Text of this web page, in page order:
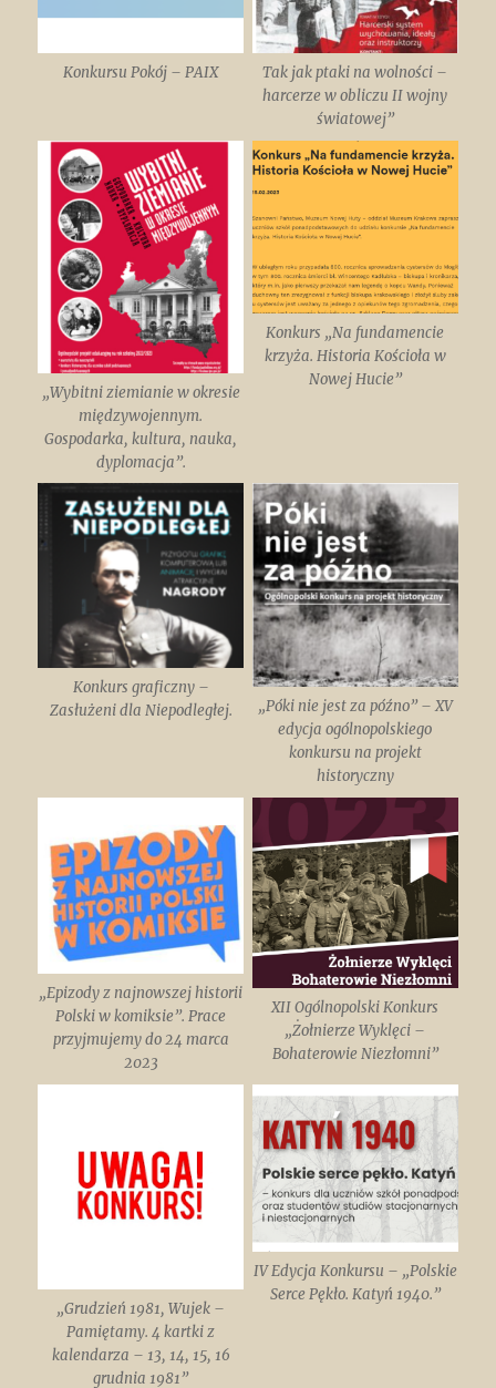
Konkursu Pokój – PAIX
Tak jak ptaki na wolności –
harcerze w obliczu II wojny
światowej”
„Wybitni ziemianie w okresie
międzywojennym.
Gospodarka, kultura, nauka,
dyplomacja”.
Konkurs „Na fundamencie
krzyża. Historia Kościoła w
Nowej Hucie”
Konkurs graficzny –
Zasłużeni dla Niepodległej.
„Póki nie jest za późno” – XV
edycja ogólnopolskiego
konkursu na projekt
historyczny
„Epizody z najnowszej historii
Polski w komiksie”. Prace
przyjmujemy do 24 marca
2023
XII Ogólnopolski Konkurs
„Żołnierze Wyklęci –
Bohaterowie Niezłomni”
„Grudzień 1981, Wujek –
Pamiętamy. 4 kartki z
kalendarza – 13, 14, 15, 16
grudnia 1981”
IV Edycja Konkursu – „Polskie
Serce Pękło. Katyń 1940.”